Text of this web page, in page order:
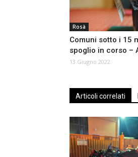
Rosà
Comuni sotto i 15
spoglio in corso –
13 Giugno 2022
Articoli correlati